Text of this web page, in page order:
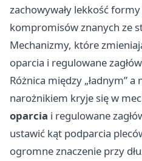
zachowywały lekkość
kompromisów znanych ze
Mechanizmy, które
oparcia i regulowane
Różnica między „ładnym”
narożnikiem kryje się w
oparcia i regulowane
ustawić kąt podparcia
ogromne znaczenie przy